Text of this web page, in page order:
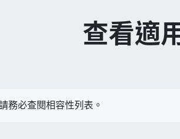
查看適
務必查閱相容性列表。